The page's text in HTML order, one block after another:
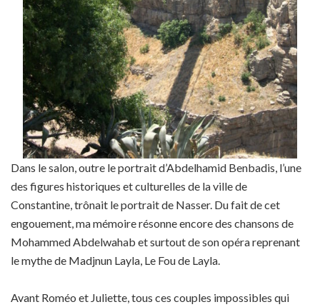
Dans le salon, outre le portrait d’Abdelhamid Benbadis, l’une
des figures historiques et culturelles de la ville de
Constantine, trônait le portrait de Nasser. Du fait de cet
engouement, ma mémoire résonne encore des chansons de
Mohammed Abdelwahab et surtout de son opéra reprenant
le mythe de Madjnun Layla, Le Fou de Layla.
Avant Roméo et Juliette, tous ces couples impossibles qui